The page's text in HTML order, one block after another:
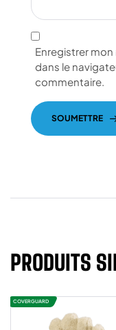
Enregistrer
dans le
commentaire.
SOUMETTRE
PRODUITS
COVERGUARD